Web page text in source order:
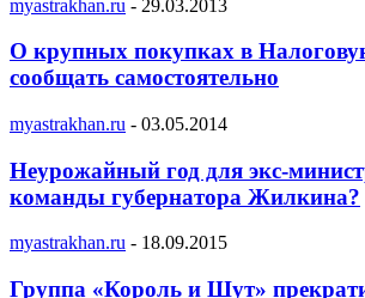
myastrakhan.ru - 29.03.2013
О крупных покупках в
сообщать самостоятельно
myastrakhan.ru - 03.05.2014
Неурожайный год для экс-
команды губернатора Жилкина?
myastrakhan.ru - 18.09.2015
Группа «Король и Шут»